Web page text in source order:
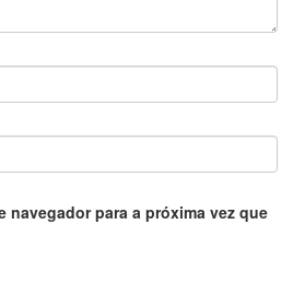
navegador para a próxima vez que